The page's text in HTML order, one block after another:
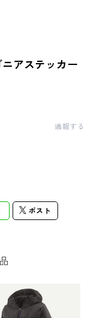
アステッカー
通報する
ポスト